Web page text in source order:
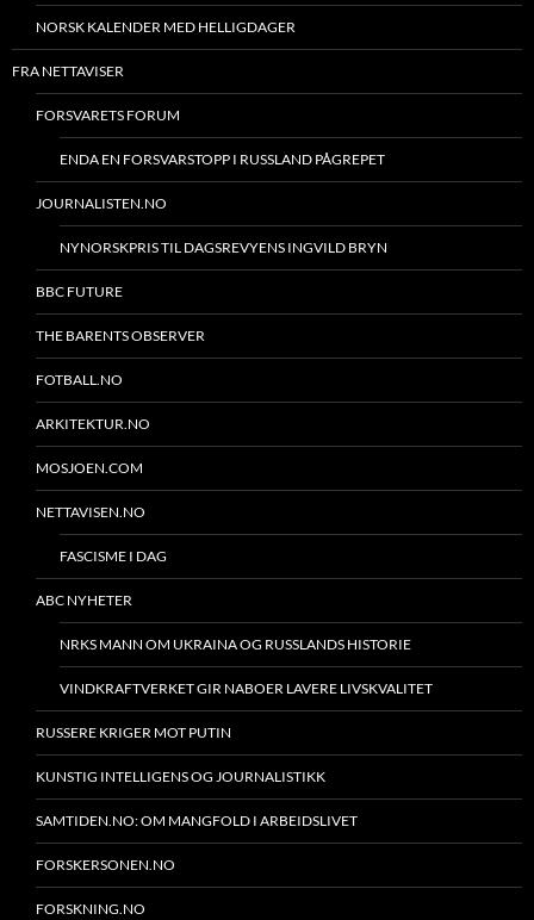
NORSK KALENDER MED HELLIGDAGER
FRA NETTAVISER
FORSVARETS FORUM
ENDA EN FORSVARSTOPP I RUSSLAND PÅGREPET
JOURNALISTEN.NO
NYNORSKPRIS TIL DAGSREVYENS INGVILD BRYN
BBC FUTURE
THE BARENTS OBSERVER
FOTBALL.NO
ARKITEKTUR.NO
MOSJOEN.COM
NETTAVISEN.NO
FASCISME I DAG
ABC NYHETER
NRKS MANN OM UKRAINA OG RUSSLANDS HISTORIE
VINDKRAFTVERKET GIR NABOER LAVERE LIVSKVALITET
RUSSERE KRIGER MOT PUTIN
KUNSTIG INTELLIGENS OG JOURNALISTIKK
SAMTIDEN.NO: OM MANGFOLD I ARBEIDSLIVET
FORSKERSONEN.NO
FORSKNING.NO